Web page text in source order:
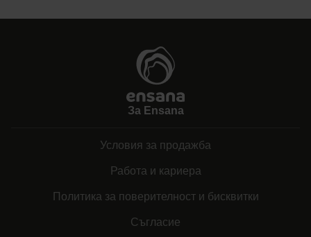
За Ensana
Условия за продажба
Работа и кариера
Политика за поверителност и бисквитки
Съгласие